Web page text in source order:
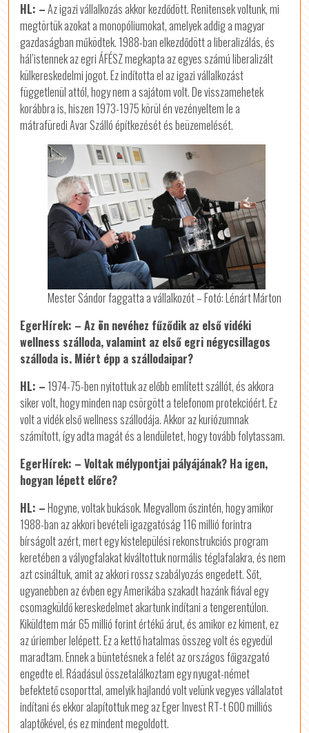
HL: –Az igazi vállalkozás akkor kezdődött. Renitensek voltunk, mi
megtörtük azokat a monopóliumokat, amelyek addig a magyar
gazdaságban működtek. 1988-ban elkezdődött a liberalizálás, és
hál’istennek az egri ÁFÉSZ megkapta az egyes számú liberalizált
külkereskedelmi jogot. Ez indította el az igazi vállalkozást
függetlenül attól, hogy nem a sajátom volt. De visszamehetek
korábbra is, hiszen 1973-1975 körül én vezényeltem le a
mátrafüredi Avar Szálló építkezését és beüzemelését.
Mester Sándor faggatta a vállalkozót – Fotó: Lénárt Márton
EgerHírek: – Az ön nevéhez fűződik az első vidéki
wellness szálloda, valamint az első egri négycsillagos
szálloda is. Miért épp a szállodaipar?
HL: – 1974-75-ben nyitottuk az előbb említett szállót, és akkora
siker volt, hogy minden nap csörgött a telefonom protekcióért. Ez
volt a vidék első wellness szállodája. Akkor az kuriózumnak
számított, így adta magát és a lendületet, hogy tovább folytassam.
EgerHírek: – Voltak mélypontjai pályájának? Ha igen,
hogyan lépett előre?
HL: –Hogyne, voltak bukások. Megvallom őszintén, hogy amikor
1988-ban az akkori bevételi igazgatóság 116 millió forintra
bírságolt azért, mert egy kistelepülési rekonstrukciós program
keretében a vályogfalakat kiváltottuk normális téglafalakra, és nem
azt csináltuk, amit az akkori rossz szabályozás engedett. Sőt,
ugyanebben az évben egy Amerikába szakadt hazánk fiával egy
csomagküldő kereskedelmet akartunk indítani a tengerentúlon.
Kiküldtem már 65 millió forint értékű árut, és amikor ez kiment, ez
az úriember lelépett. Ez a kettő hatalmas összeg volt és egyedül
maradtam. Ennek a büntetésnek a felét az országos főigazgató
engedte el. Ráadásul összetalálkoztam egy nyugat-német
befektető csoporttal, amelyik hajlandó volt velünk vegyes vállalatot
indítani és ekkor alapítottuk meg az Eger Invest RT-t 600 milliós
alaptőkével, és ez mindent megoldott.